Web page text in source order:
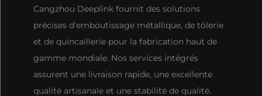
Cangzhou Deeplink fournit des solutions
précises d'emboutissage métallique, de tôlerie
et de quincaillerie pour la fabrication haut de
gamme mondiale. Nos services intégrés
assurent une livraison rapide, une excellente
qualité artisanale et une stabilité de qualité.